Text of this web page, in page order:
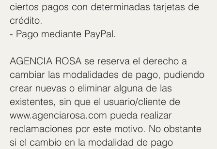
ciertos pagos con determinadas tarjetas de
crédito.
- Pago mediante PayPal.
AGENCIA ROSA se reserva el derecho a
cambiar las modalidades de pago, pudiendo
crear nuevas o eliminar alguna de las
existentes, sin que el usuario/cliente de
www.agenciarosa.com pueda realizar
reclamaciones por este motivo. No obstante
si el cambio en la modalidad de pago